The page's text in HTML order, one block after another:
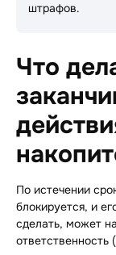
штрафов.
Что
По истечении
блокируется, и
сделать, может